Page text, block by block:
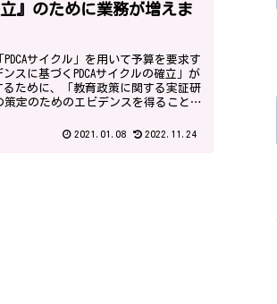
』のために業務が増えま
サイクル」を用いて予算を要求す
スに基づくPDCAサイクルの確立」が
ために、「教育政策に関する実証研
定のためのエビデンスを得ること
2021.01.08 2022.11.24